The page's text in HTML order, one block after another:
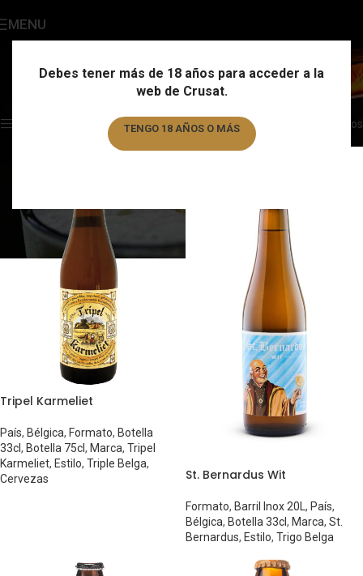
Debes tener más de 18 años para acceder a la
web de Crusat.
TENGO 18 AÑOS O MÁS
MENU Bélgica
Showing 1–12 of 53 results
Filtros
Tripel Karmeliet
País, Bélgica, Formato, Botella
33cl, Botella 75cl, Marca, Tripel
Karmeliet, Estilo, Triple Belga,
Cervezas
St. Bernardus Wit
Formato, Barril Inox 20L, País,
Bélgica, Botella 33cl, Marca, St.
Bernardus, Estilo, Trigo Belga